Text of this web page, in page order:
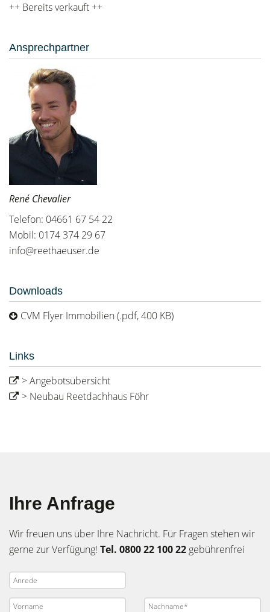
++ Bereits verkauft ++
Ansprechpartner
René Chevalier
Telefon: 04661 67 54 22
Mobil: 0174 374 29 67
info@reethaeuser.de
Downloads
CVM Flyer Immobilien (.pdf, 400 KB)
Links
> Angebotsübersicht
> Neubau Reetdachhaus Föhr
Ihre Anfrage
Wir freuen uns über Ihre Nachricht. Für Fragen stehen wir
gerne zur Verfügung! Tel. 0800 22 100 22 gebührenfrei